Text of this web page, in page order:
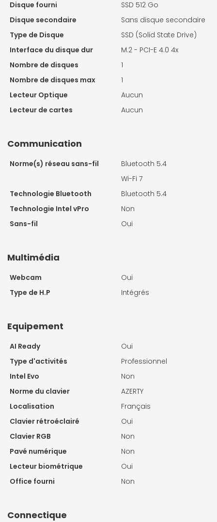
Disque fourni
SSD 512 Go
Disque secondaire
Sans disque secondaire
Type de Disque
SSD (Solid State Drive)
Interface du disque dur
M.2 - PCI-E 4.0 4x
Nombre de disques
1
Nombre de disques max
1
Lecteur Optique
Aucun
Lecteur de cartes
Aucun
Communication
Norme(s) réseau sans-fil
Bluetooth 5.4
Wi-Fi 7
Technologie Bluetooth
Bluetooth 5.4
Technologie Intel vPro
Non
Sans-fil
Oui
Multimédia
Webcam
Oui
Type de H.P
Intégrés
Equipement
AI Ready
Oui
Type d'activités
Professionnel
Intel Evo
Non
Norme du clavier
AZERTY
Localisation
Français
Clavier rétroéclairé
Oui
Clavier RGB
Non
Pavé numérique
Non
Lecteur biométrique
Oui
Office fourni
Non
Connectique